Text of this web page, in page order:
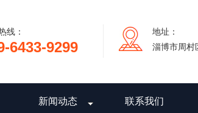
线：
6433-9299
地址：
淄博市周村
新闻动态 联系我们